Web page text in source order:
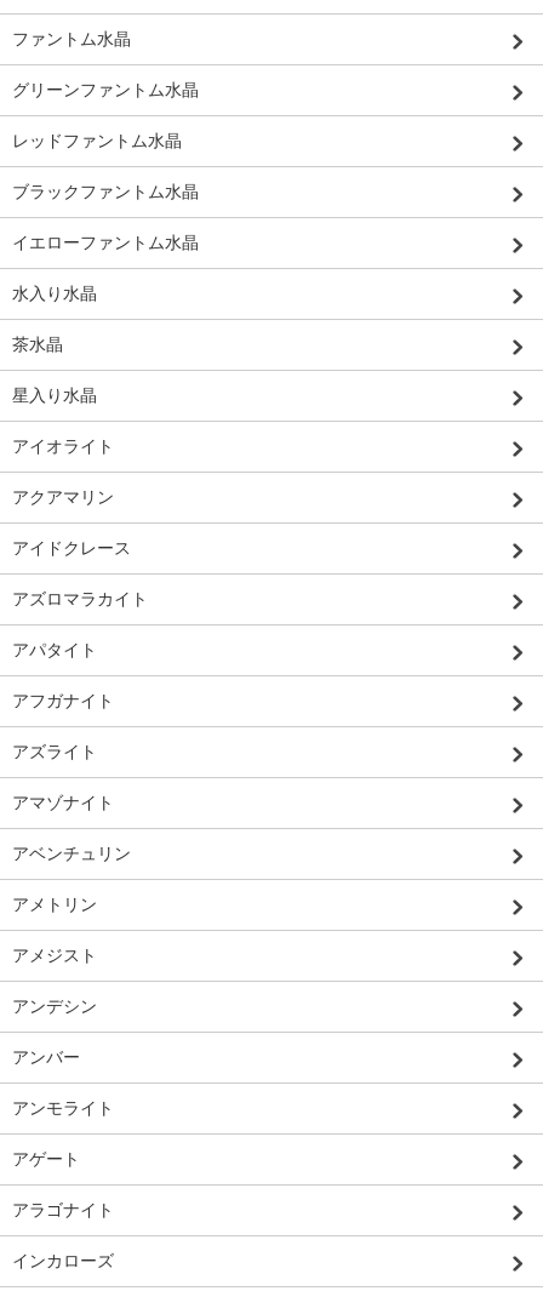
ファントム水晶
グリーンファントム水晶
レッドファントム水晶
ブラックファントム水晶
イエローファントム水晶
水入り水晶
茶水晶
星入り水晶
アイオライト
アクアマリン
アイドクレース
アズロマラカイト
アパタイト
アフガナイト
アズライト
アマゾナイト
アベンチュリン
アメトリン
アメジスト
アンデシン
アンバー
アンモライト
アゲート
アラゴナイト
インカローズ